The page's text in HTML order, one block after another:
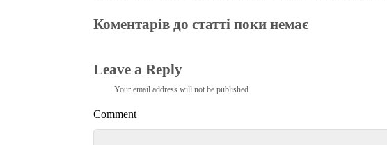
Коментарів до статті поки немає
Leave a Reply
Your email address will not be published.
Comment